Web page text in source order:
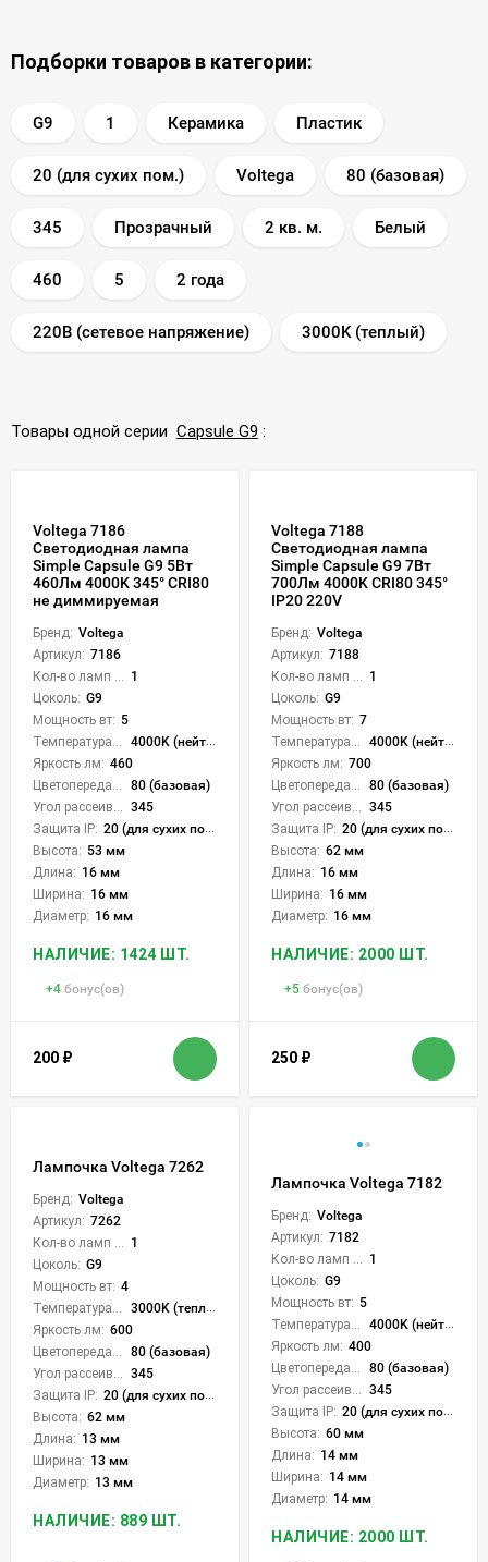
Подборки товаров в категории:
G9 1 Керамика Пластик
20 (для сухих пом.) Voltega 80 (базовая)
345 Прозрачный 2 кв. м. Белый
460 5 2 года
220В (сетевое напряжение) 3000K (теплый)
Товары одной серии Capsule G9 :
Voltega 7186
Светодиодная лампа
Simple Capsule G9 5Вт
460Лм 4000K 345° CRI80
не диммируемая
Бренд: Voltega
Артикул: 7186
1
Цоколь: G9
Мощность вт: 5
4000K (нейтральный)
Яркость лм: 460
80 (базовая)
345
Защита IP: 20 (для сухих пом.)
Высота: 53 мм
Длина: 16 мм
Ширина: 16 мм
Диаметр: 16 мм
НАЛИЧИЕ: 1424 ШТ.
+4 бонус(ов)
200 ₽
Voltega 7188
Светодиодная лампа
Simple Capsule G9 7Вт
700Лм 4000K CRI80 345°
IP20 220V
Бренд: Voltega
Артикул: 7188
1
Цоколь: G9
Мощность вт: 7
4000K (нейтральный)
Яркость лм: 700
80 (базовая)
345
Защита IP: 20 (для сухих пом.)
Высота: 62 мм
Длина: 16 мм
Ширина: 16 мм
Диаметр: 16 мм
НАЛИЧИЕ: 2000 ШТ.
+5 бонус(ов)
250 ₽
Лампочка Voltega 7262
Бренд: Voltega
Артикул: 7262
1
Цоколь: G9
Мощность вт: 4
3000K (теплый)
Яркость лм: 600
80 (базовая)
345
Защита IP: 20 (для сухих пом.)
Высота: 62 мм
Длина: 13 мм
Ширина: 13 мм
Диаметр: 13 мм
НАЛИЧИЕ: 889 ШТ.
Лампочка Voltega 7182
Бренд: Voltega
Артикул: 7182
1
Цоколь: G9
Мощность вт: 5
4000K (нейтральный)
Яркость лм: 400
80 (базовая)
345
Защита IP: 20 (для сухих пом.)
Высота: 60 мм
Длина: 14 мм
Ширина: 14 мм
Диаметр: 14 мм
НАЛИЧИЕ: 2000 ШТ.